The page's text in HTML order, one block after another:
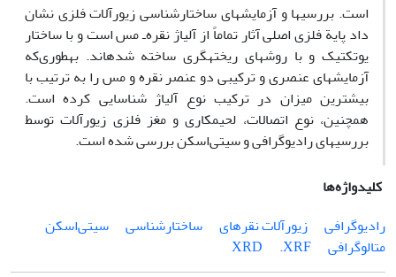
است. بررسی‏ها و آزمایش‏های ساختارشناسی زیورآلات فلزی نشان
داد پایة فلزی اصلی آثار تماماً از آلیاژ نقره‌ـ مس است و با ساختار
یوتکتیک و با روش‏های ریخته‏گری ساخته شده‏اند. به‏طوری‌که
آزمایش‏های عنصری و ترکیبی دو عنصر نقره و مس را به ترتیب با
بیشترین میزان در ترکیب نوع آلیاژ شناسایی کرده است.
همچنین، نوع اتصالات، لحیم‏کاری و مغز فلزی زیورآلات توسط
بررسی‏های رادیوگرافی و سی‏تی‌اسکن بررسی شده است.
کلیدواژه‌ها
رادیوگرافی
زیورآلات نقره‏ای ساختارشناسی
سی‏تی‌اسکن
متالوگرافی
XRD .XRF